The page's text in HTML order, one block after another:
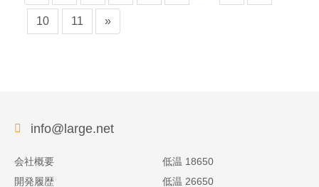
10 11 »
info@large.net
会社概要
開発履歴
低温 18650
低温 26650